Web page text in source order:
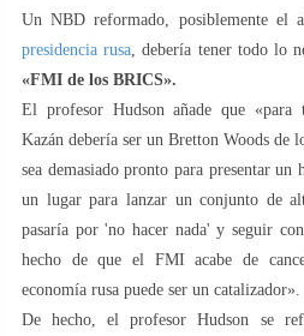
Un NBD reformado, posiblemente el
presidencia rusa , debería tener todo lo
«FMI de los BRICS».
El profesor Hudson añade que
Kazán debería ser un Bretton Woods de
sea demasiado pronto para presentar un
un lugar para lanzar un conjunto de
pasaría por 'no hacer nada' y seguir
hecho de que el FMI acabe de
economía rusa puede ser un catalizador».
De hecho, el profesor Hudson se